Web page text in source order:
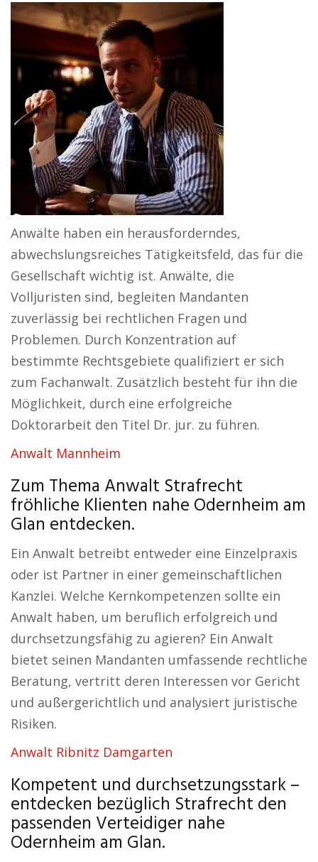
Anwälte haben ein herausforderndes,
abwechslungsreiches Tätigkeitsfeld, das für die
Gesellschaft wichtig ist. Anwälte, die
Volljuristen sind, begleiten Mandanten
zuverlässig bei rechtlichen Fragen und
Problemen. Durch Konzentration auf
bestimmte Rechtsgebiete qualifiziert er sich
zum Fachanwalt. Zusätzlich besteht für ihn die
Möglichkeit, durch eine erfolgreiche
Doktorarbeit den Titel Dr. jur. zu führen.
Anwalt Mannheim
Zum Thema Anwalt Strafrecht
fröhliche Klienten nahe Odernheim am
Glan entdecken.
Ein Anwalt betreibt entweder eine Einzelpraxis
oder ist Partner in einer gemeinschaftlichen
Kanzlei. Welche Kernkompetenzen sollte ein
Anwalt haben, um beruflich erfolgreich und
durchsetzungsfähig zu agieren? Ein Anwalt
bietet seinen Mandanten umfassende rechtliche
Beratung, vertritt deren Interessen vor Gericht
und außergerichtlich und analysiert juristische
Risiken.
Anwalt Ribnitz Damgarten
Kompetent und durchsetzungsstark –
entdecken bezüglich Strafrecht den
passenden Verteidiger nahe
Odernheim am Glan.